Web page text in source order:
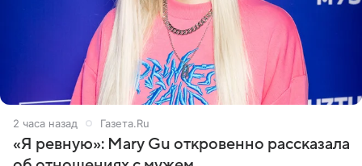
2 часа назад Газета.Ru
«Я ревную»: Mary Gu откровенно рассказала